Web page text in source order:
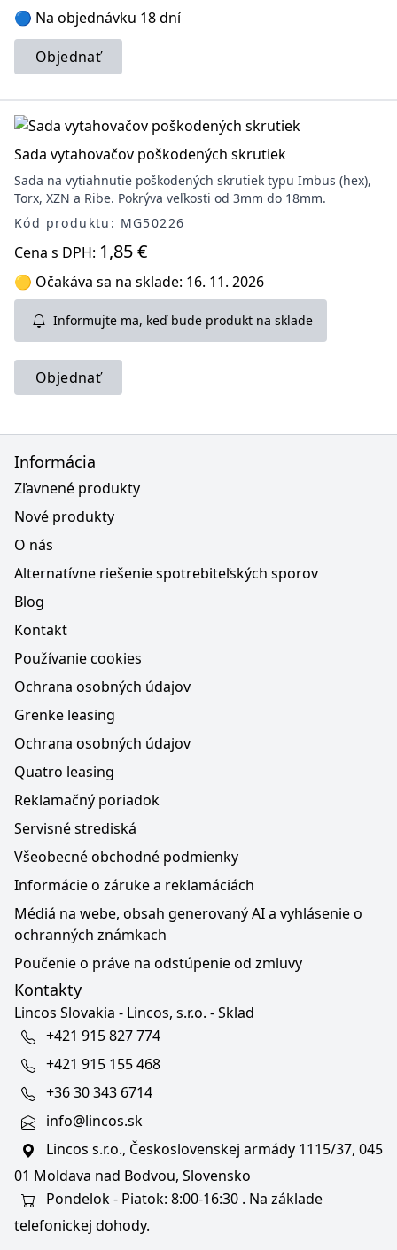
🔵 Na objednávku 18 dní
Objednať
Sada vytahovačov poškodených skrutiek
Sada na vytiahnutie poškodených skrutiek typu Imbus (hex),
Torx, XZN a Ribe. Pokrýva veľkosti od 3mm do 18mm.
Kód produktu: MG50226
Cena s DPH: 1,85 €
🟡 Očakáva sa na sklade: 16. 11. 2026
Informujte ma, keď bude produkt na sklade
Objednať
Informácia
Zľavnené produkty
Nové produkty
O nás
Alternatívne riešenie spotrebiteľských sporov
Blog
Kontakt
Používanie cookies
Ochrana osobných údajov
Grenke leasing
Ochrana osobných údajov
Quatro leasing
Reklamačný poriadok
Servisné strediská
Všeobecné obchodné podmienky
Informácie o záruke a reklamáciách
Médiá na webe, obsah generovaný AI a vyhlásenie o
ochranných známkach
Poučenie o práve na odstúpenie od zmluvy
Kontakty
Lincos Slovakia - Lincos, s.r.o. - Sklad
+421 915 827 774
+421 915 155 468
+36 30 343 6714
info@lincos.sk
Lincos s.r.o., Československej armády 1115/37, 045
01 Moldava nad Bodvou, Slovensko
Pondelok - Piatok: 8:00-16:30 . Na základe
telefonickej dohody.